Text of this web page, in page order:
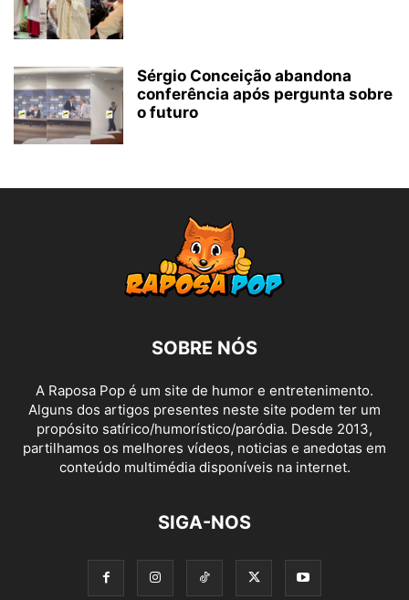
Sérgio Conceição abandona
conferência após pergunta sobre
o futuro
SOBRE NÓS
A Raposa Pop é um site de humor e entretenimento.
Alguns dos artigos presentes neste site podem ter um
propósito satírico/humorístico/paródia. Desde 2013,
partilhamos os melhores vídeos, noticias e anedotas em
conteúdo multimédia disponíveis na internet.
SIGA-NOS